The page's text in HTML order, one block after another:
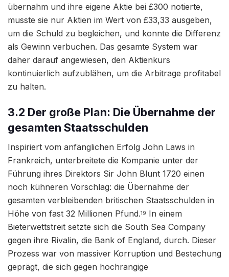
übernahm und ihre eigene Aktie bei £300 notierte,
musste sie nur Aktien im Wert von £33,33 ausgeben,
um die Schuld zu begleichen, und konnte die Differenz
als Gewinn verbuchen. Das gesamte System war
daher darauf angewiesen, den Aktienkurs
kontinuierlich aufzublähen, um die Arbitrage profitabel
zu halten.
3.2 Der große Plan: Die Übernahme der
gesamten Staatsschulden
Inspiriert vom anfänglichen Erfolg John Laws in
Frankreich, unterbreitete die Kompanie unter der
Führung ihres Direktors Sir John Blunt 1720 einen
noch kühneren Vorschlag: die Übernahme der
gesamten verbleibenden britischen Staatsschulden in
Höhe von fast 32 Millionen Pfund.19 In einem
Bieterwettstreit setzte sich die South Sea Company
gegen ihre Rivalin, die Bank of England, durch. Dieser
Prozess war von massiver Korruption und Bestechung
geprägt, die sich gegen hochrangige